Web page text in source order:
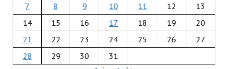
7
8 9 10 11 12
13
14
15 16 17 18 19
20
21
22 23 24 25 26
27
28
29 30 31